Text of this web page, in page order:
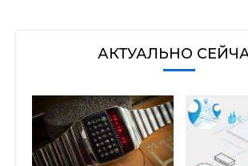
АКТУАЛЬНО